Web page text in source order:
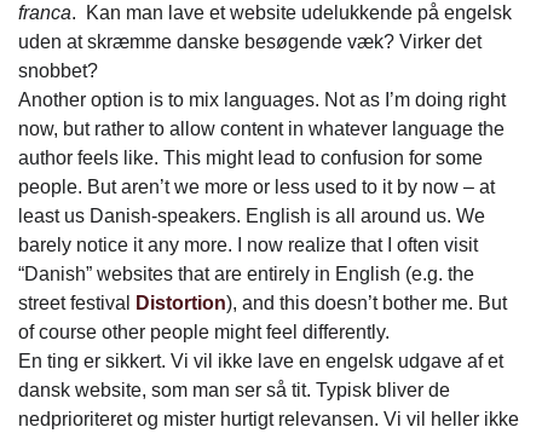
franca. Kan man lave et website udelukkende på engelsk
uden at skræmme danske besøgende væk? Virker det
snobbet?
Another option is to mix languages. Not as I’m doing right
now, but rather to allow content in whatever language the
author feels like. This might lead to confusion for some
people. But aren’t we more or less used to it by now – at
least us Danish-speakers. English is all around us. We
barely notice it any more. I now realize that I often visit
“Danish” websites that are entirely in English (e.g. the
street festival
Distortion), and this doesn’t bother me. But
of course other people might feel differently.
En ting er sikkert. Vi vil ikke lave en engelsk udgave af et
dansk website, som man ser så tit. Typisk bliver de
nedprioriteret og mister hurtigt relevansen. Vi vil heller ikke